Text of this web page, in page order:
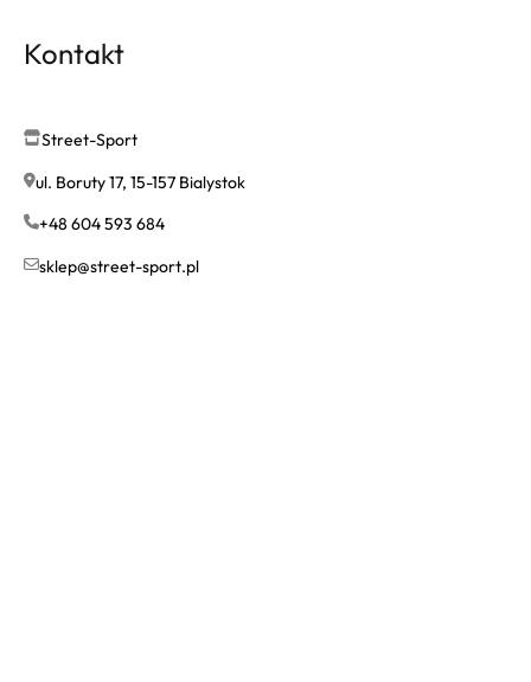
Kontakt
Street-Sport
ul. Boruty 17, 15-157 Bialystok
+48 604 593 684
sklep@street-sport.pl